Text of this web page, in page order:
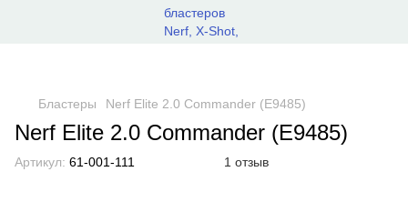
Бластеры Nerf Elite 2.0 Commander (E9485)
Nerf Elite 2.0 Commander (E9485)
Артикул: 61-001-111 1 отзыв